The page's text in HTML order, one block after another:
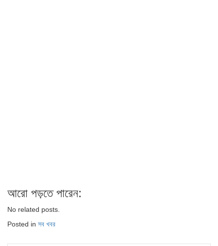
আরো পড়তে পারেন:
No related posts.
Posted in সব খবর